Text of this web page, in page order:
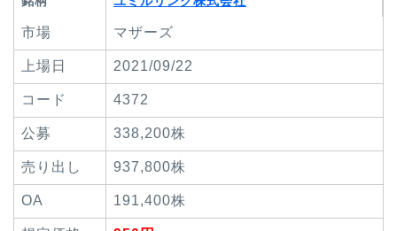
市場 マザーズ
上場日 2021/09/22
コード 4372
公募 338,200株
売り出し 937,800株
OA 191,400株